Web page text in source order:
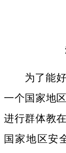
为了能
一个国家地
进行群体教
国家地区安